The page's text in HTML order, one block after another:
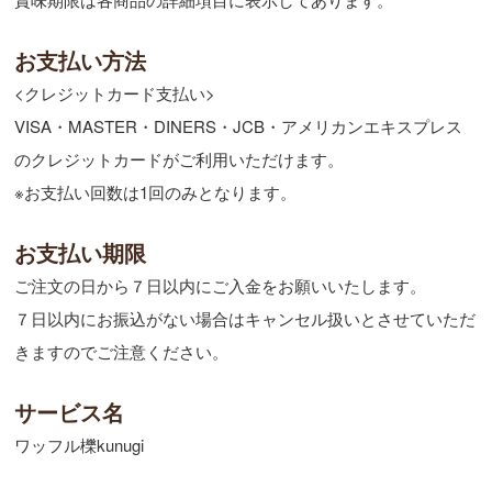
お支払い方法
<クレジットカード支払い>
VISA・MASTER・DINERS・JCB・アメリカンエキスプレス
のクレジットカードがご利用いただけます。
※お支払い回数は1回のみとなります。
お支払い期限
ご注文の日から７日以内にご入金をお願いいたします。
７日以内にお振込がない場合はキャンセル扱いとさせていただ
きますのでご注意ください。
サービス名
ワッフル櫟kunugi